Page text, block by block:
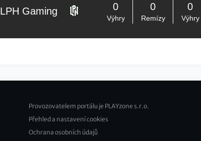
LPH Gaming 0
Výhry
0
Remízy
0
Výhry
Footer
2
Provozovatelem portálu je PLAYzone s.r.o.
Přehled a nastavení cookies
Ochrana osobních údajů